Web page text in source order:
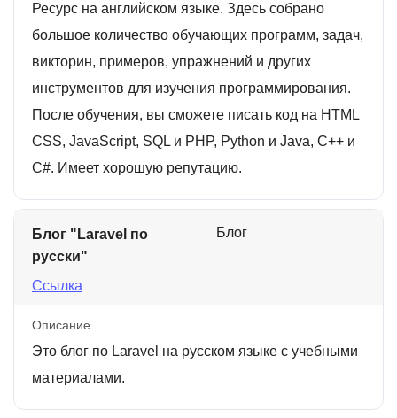
Ресурс на английском языке. Здесь собрано
большое количество обучающих программ, задач,
викторин, примеров, упражнений и других
инструментов для изучения программирования.
После обучения, вы сможете писать код на HTML
CSS, JavaScript, SQL и PHP, Python и Java, C++ и
C#. Имеет хорошую репутацию.
Блог "Laravel по
русски"
Ссылка
Блог
Описание
Это блог по Laravel на русском языке с учебными
материалами.